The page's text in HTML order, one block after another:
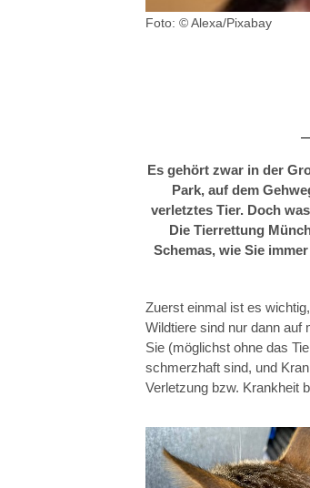
Foto: © Alexa/Pixabay
Es gehört zwar in der
Park, auf dem
verletztes Tier. Doch
Die Tierrettung
Schemas, wie Sie
Zuerst einmal ist es
Wildtiere sind nur dann
Sie (möglichst ohne das
schmerzhaft sind, und
Verletzung bzw. Krankheit